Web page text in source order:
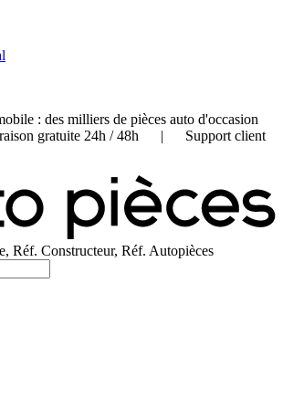
: des milliers de pièces auto d'occasion
gratuite 24h / 48h | Support client
Réf. Constructeur, Réf. Autopièces